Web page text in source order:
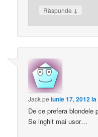
Răspunde ↓
Jackpeiunie 17, 2012
De ce prefera blondele
Se inghit mai usor…